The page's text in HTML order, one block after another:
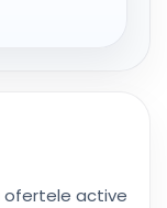
ofertele active